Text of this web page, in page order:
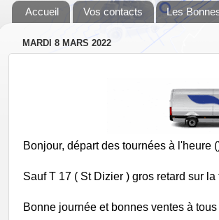
Accueil Vos contacts Les
MARDI 8 MARS 2022
Bonjour, départ des tournées à l'heure
Sauf T 17 ( St Dizier ) gros retard sur
Bonne journée et bonnes ventes à tous